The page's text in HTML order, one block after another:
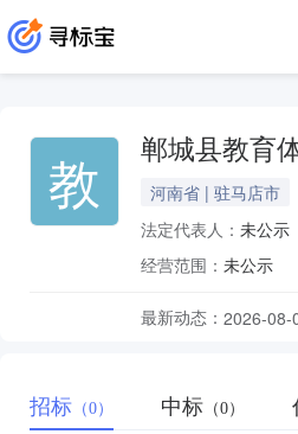
教 郸城县教育
河南省 | 驻马店市
法定代表人： 未公示
经营范围： 未公示
最新动态： 2026-08-
招标 （0） 中标 （0）